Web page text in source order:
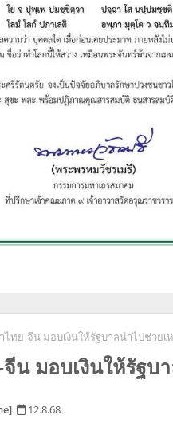
ไทย-จีน มอบเงินให้รัฐบาลนำไปช่วย
น มอบเงินให้รัฐ
12.8.68